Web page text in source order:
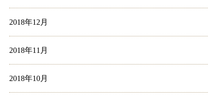
2018年12月
2018年11月
2018年10月